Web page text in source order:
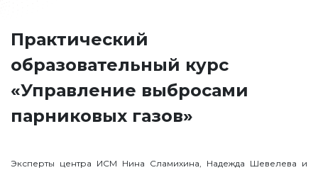
Практический
образовательный курс
«Управление выбросами
парниковых газов»
Эксперты центра ИСМ Нина Сламихина, Надежда Шевелева и